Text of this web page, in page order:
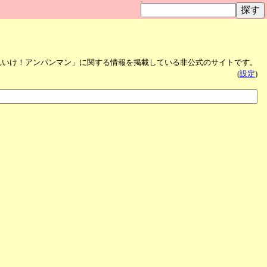
け！アンパンマン」に関する情報を掲載している非公式のサイトです。
(設定)